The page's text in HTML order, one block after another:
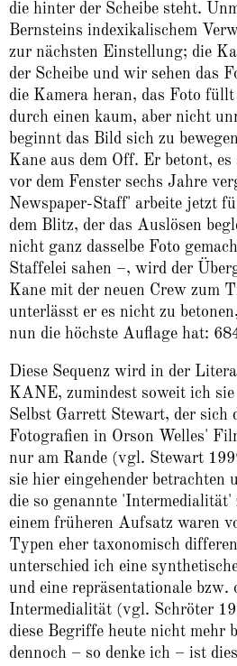
die hinter der Scheibe steht.
Bernsteins indexikalischem
zur nächsten Einstellung; die
der Scheibe und wir sehen das
die Kamera heran, das Foto
durch einen kaum, aber nicht
beginnt das Bild sich zu
Kane aus dem Off. Er betont, es
vor dem Fenster sechs Jahre
Newspaper-Staff' arbeite jetzt
dem Blitz, der das Auslösen
nicht ganz dasselbe Foto
Staffelei sahen –, wird der
Kane mit der neuen Crew zum
unterlässt er es nicht zu
nun die höchste Auflage hat:
Diese Sequenz wird in der
KANE, zumindest soweit ich sie
Selbst Garrett Stewart, der sich
Fotografien in Orson Welles'
nur am Rande (vgl. Stewart
sie hier eingehender betrachten
die so genannte
einem früheren Aufsatz waren
Typen eher taxonomisch
unterschied ich eine
und eine repräsentationale bzw.
Intermedialität (vgl. Schröter
diese Begriffe heute nicht mehr
dennoch – so denke ich – ist